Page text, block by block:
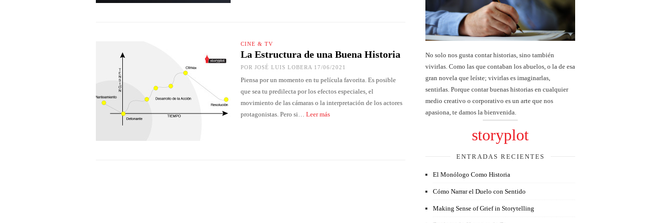
CINE & TV
La Estructura de una Buena Historia
POR JOSÉ LUIS LOBERA 17/06/2021
Piensa por un momento en tu película favorita. Es posible
que sea tu predilecta por los efectos especiales, el
movimiento de las cámaras o la interpretación de los actores
protagonistas. Pero si… Leer más
No solo nos gusta contar historias, sino también
vivirlas. Como las que contaban los abuelos, o la de esa
gran novela que leíste; vivirlas es imaginarlas,
sentirlas. Porque contar buenas historias en cualquier
medio creativo o corporativo es un arte que nos
apasiona, te damos la bienvenida.
storyplot
ENTRADAS RECIENTES
El Monólogo Como Historia
Cómo Narrar el Duelo con Sentido
Making Sense of Grief in Storytelling